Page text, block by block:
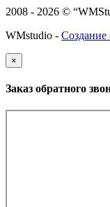
2008 - 2026 ©
WMstudio - Создание
×
Заказ обратного